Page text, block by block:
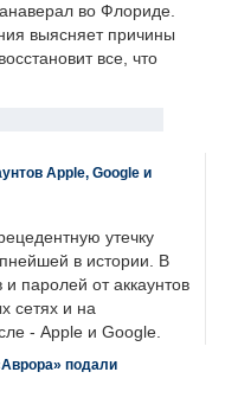
во Флориде.
выясняет причины
все, что
Apple, Google и
утечку
в истории. В
паролей от аккаунтов
сетях и на
- Apple и Google.
подали